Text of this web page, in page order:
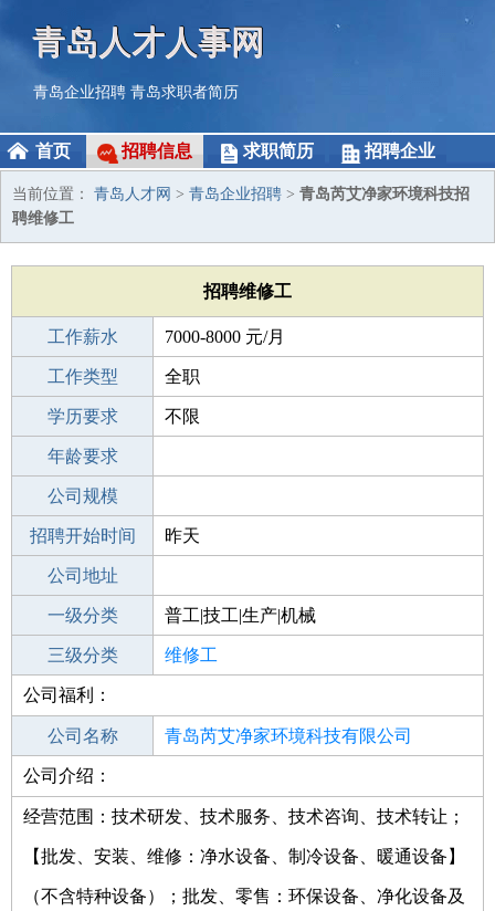
青岛人才人事网
青岛企业招聘 青岛求职者简历
首页 招聘信息 求职简历 招聘企业
当前位置： 青岛人才网 > 青岛企业招聘 > 青岛芮艾净家环境科技招
聘维修工
招聘维修工
工作薪水 7000-8000 元/月
招聘人数 2人
工作类型 全职
性别要求 -
学历要求 不限
工作经验
年龄要求
工作地点
公司规模
公司电话
招聘开始时间 昨天
招聘结束时间
公司地址
一级分类 普工|技工|生产|机械
二级分类 普工/技工
三级分类 维修工
其他行业
公司福利：
公司名称 青岛芮艾净家环境科技有限公司
公司类型
公司介绍：
经营范围：技术研发、技术服务、技术咨询、技术转让；
【批发、安装、维修：净水设备、制冷设备、暖通设备】
（不含特种设备）；批发、零售：环保设备、净化设备及